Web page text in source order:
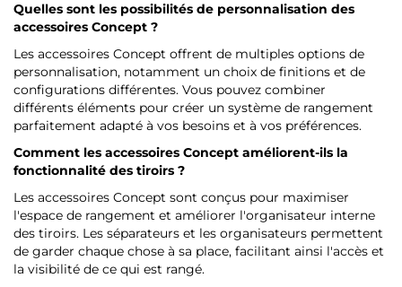
Quelles sont les possibilités de personnalisation des
accessoires Concept ?
Les accessoires Concept offrent de multiples options de
personnalisation, notamment un choix de finitions et de
configurations différentes. Vous pouvez combiner
différents éléments pour créer un système de rangement
parfaitement adapté à vos besoins et à vos préférences.
Comment les accessoires Concept améliorent-ils la
fonctionnalité des tiroirs ?
Les accessoires Concept sont conçus pour maximiser
l'espace de rangement et améliorer l'organisateur interne
des tiroirs. Les séparateurs et les organisateurs permettent
de garder chaque chose à sa place, facilitant ainsi l'accès et
la visibilité de ce qui est rangé.